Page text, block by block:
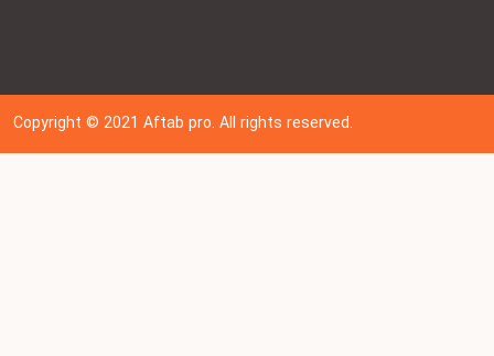
Copyright © 202 1Aftab pro. All rights reserved.